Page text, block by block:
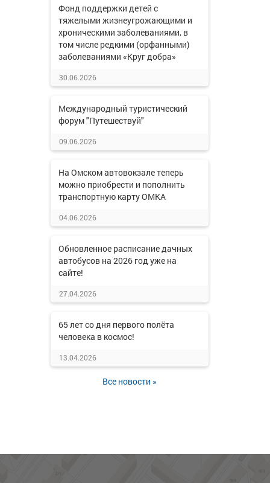
Фонд поддержки детей с
тяжелыми жизнеугрожающими и
хроническими заболеваниями, в
том числе редкими (орфанными)
заболеваниями «Круг добра»
30.06.2026
Международный туристический
форум "Путешествуй"
09.06.2026
На Омском автовокзале теперь
можно приобрести и пополнить
транспортную карту ОМКА
04.06.2026
Обновленное расписание дачных
автобусов на 2026 год уже на
сайте!
27.04.2026
65 лет со дня первого полёта
человека в космос!
13.04.2026
Все новости »